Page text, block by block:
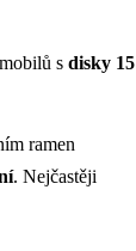
s disky 15
ramen
. Nejčastěji